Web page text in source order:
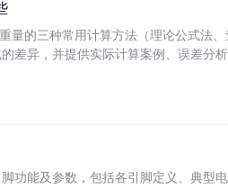
量的三种常用计算方法（理论公式法
的差异，并提供实际计算案例、误差分
功能及参数，包括各引脚定义、典型